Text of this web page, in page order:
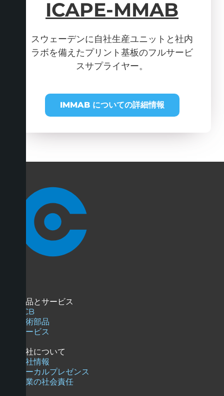
ICAPE-MMAB
スウェーデンに自社生産ユニットと社内
ラボを備えたプリント基板のフルサービ
スサプライヤー。
IMMAB についての詳細情報
商品とサービス
PCB
技術部品
サービス
当社について
会社情報
ローカルプレゼンス
企業の社会責任